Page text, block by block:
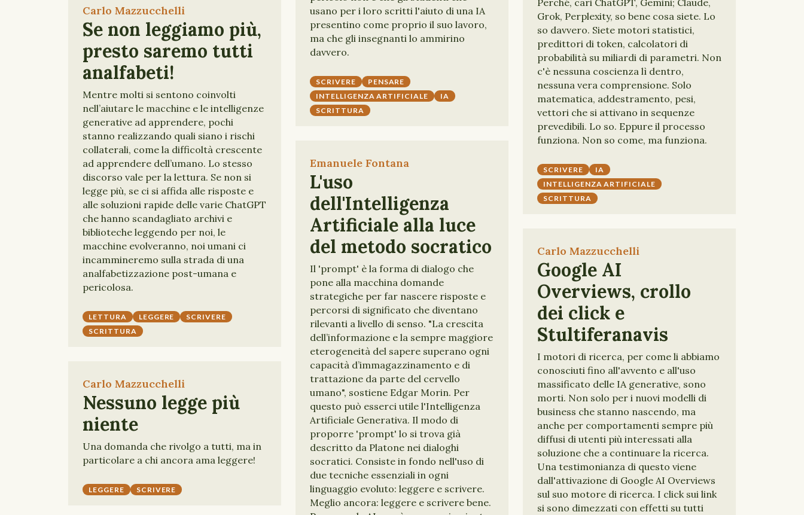
usano per i loro scritti l'aiuto di una IA
presentino come proprio il suo lavoro,
ma che gli insegnanti lo ammirino
davvero.
SCRIVERE
PENSARE
INTELLIGENZA ARTIFICIALE
IA
SCRITTURA
Perché, cari ChatGPT, Gemini; Claude,
Grok, Perplexity, so bene cosa siete. Lo
so davvero. Siete motori statistici,
predittori di token, calcolatori di
probabilità su miliardi di parametri. Non
c'è nessuna coscienza lì dentro,
nessuna vera comprensione. Solo
matematica, addestramento, pesi,
vettori che si attivano in sequenze
prevedibili. Lo so. Eppure il processo
funziona. Non so come, ma funziona.
SCRIVERE
IA
INTELLIGENZA ARTIFICIALE
SCRITTURA
Carlo Mazzucchelli
Se non leggiamo più,
presto saremo tutti
analfabeti!
Mentre molti si sentono coinvolti
nell’aiutare le macchine e le intelligenze
generative ad apprendere, pochi
stanno realizzando quali siano i rischi
collaterali, come la difficoltà crescente
ad apprendere dell’umano. Lo stesso
discorso vale per la lettura. Se non si
legge più, se ci si affida alle risposte e
alle soluzioni rapide delle varie ChatGPT
che hanno scandagliato archivi e
biblioteche leggendo per noi, le
macchine evolveranno, noi umani ci
incammineremo sulla strada di una
analfabetizzazione post-umana e
pericolosa.
LETTURA LEGGERE
SCRIVERE
SCRITTURA
Emanuele Fontana
L'uso
dell'Intelligenza
Artificiale alla luce
del metodo socratico
Il 'prompt' è la forma di dialogo che
pone alla macchina domande
strategiche per far nascere risposte e
percorsi di significato che diventano
rilevanti a livello di senso. "La crescita
dell’informazione e la sempre maggiore
eterogeneità del sapere superano ogni
capacità d’immagazzinamento e di
trattazione da parte del cervello
umano", sostiene Edgar Morin. Per
questo può esserci utile l'Intelligenza
Artificiale Generativa. Il modo di
proporre 'prompt' lo si trova già
descritto da Platone nei dialoghi
socratici. Consiste in fondo nell'uso di
due tecniche essenziali in ogni
linguaggio evoluto: leggere e scrivere.
Meglio ancora: leggere e scrivere bene.
Carlo Mazzucchelli
Google AI
Overviews, crollo
dei click e
Stultiferanavis
I motori di ricerca, per come li abbiamo
conosciuti fino all'avvento e all'uso
massificato delle IA generative, sono
morti. Non solo per i nuovi modelli di
business che stanno nascendo, ma
anche per comportamenti sempre più
diffusi di utenti più interessati alla
soluzione che a continuare la ricerca.
Una testimonianza di questo viene
dall'attivazione di Google AI Overviews
sul suo motore di ricerca. I click sui link
si sono dimezzati con effetti su tutti
Carlo Mazzucchelli
Nessuno legge più
niente
Una domanda che rivolgo a tutti, ma in
particolare a chi ancora ama leggere!
LEGGERE SCRIVERE